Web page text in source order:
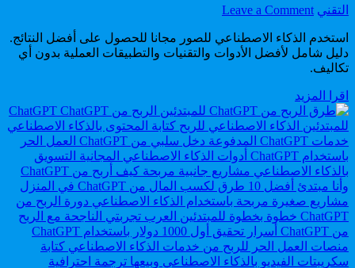
Author:
التقني Leave a Comment
on
الاصطناعي
للصور
أفكارك
إلى
صور
احترافية
بصفر
دولار.
استخدم الذكاء الاصطناعي للصور مجانا للحصول على أفضل النتائج.
دليل شامل لأفضل الأدوات والتقنيات والتطبيقات العملية بدون أي
تكاليف.
اقرا المزيد
الاصطناعي
للصور
مجانا:
كيف
تحول
أفكارك
إلى
صور
احترافية
بصفر
دولار.